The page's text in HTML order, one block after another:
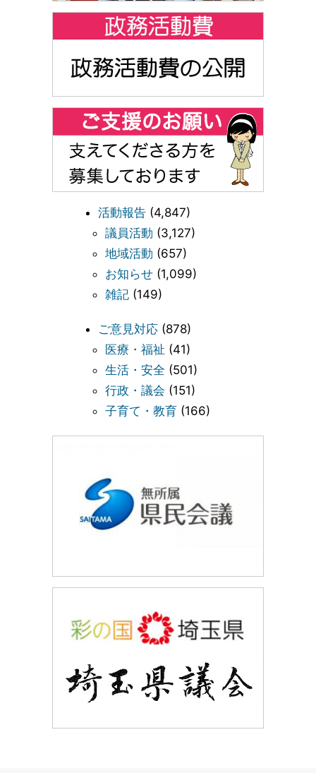
活動報告 (4,847)
議員活動 (3,127)
地域活動 (657)
お知らせ (1,099)
雑記 (149)
ご意見対応 (878)
医療・福祉 (41)
生活・安全 (501)
行政・議会 (151)
子育て・教育 (166)